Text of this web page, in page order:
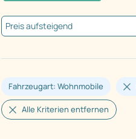
Fahrzeugart: Wohnmobile
Alle Kriterien entfernen